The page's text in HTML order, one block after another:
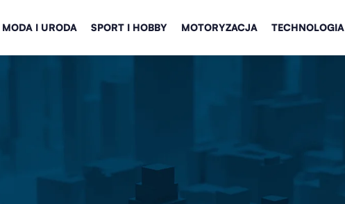
MODA I URODA SPORT I HOBBY MOTORYZACJA TECHNOLOGIA